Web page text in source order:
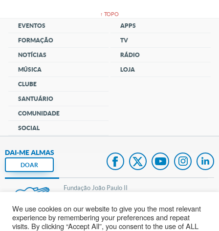
↑ TOPO
EVENTOS
FORMAÇÃO
NOTÍCIAS
MÚSICA
CLUBE
SANTUÁRIO
COMUNIDADE
SOCIAL
APPS
TV
RÁDIO
LOJA
DAI-ME ALMAS
DOAR
Fundação João Paulo II
Pedido de Oração
Mapa do site
We use cookies on our website to give you the most relevant
experience by remembering your preferences and repeat
visits. By clicking “Accept All”, you consent to the use of ALL